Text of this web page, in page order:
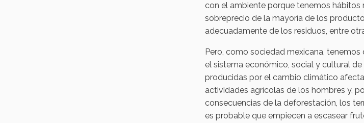
con el ambiente porque tenemos
sobreprecio de la mayoría de los
adecuadamente de los residuos, entre
Pero, como sociedad mexicana,
el sistema económico, social y cultural de
producidas por el cambio climático
actividades agrícolas de los hombres y,
consecuencias de la deforestación, los
es probable que empiecen a escasear